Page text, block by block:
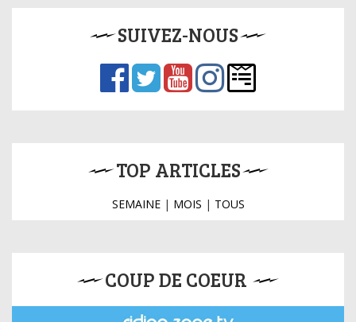
SUIVEZ-NOUS
TOP ARTICLES
SEMAINE| MOIS | TOUS
COUP DE COEUR